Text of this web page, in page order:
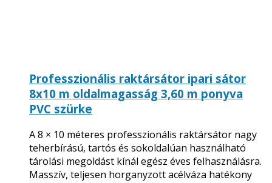
Professzionális raktársátor ipari sátor
8x10 m oldalmagasság 3,60 m ponyva
PVC szürke
A 8 × 10 méteres professzionális raktársátor nagy
teherbírású, tartós és sokoldalúan használható
tárolási megoldást kínál egész éves felhasználásra.
Masszív, teljesen horganyzott acélváza hatékony